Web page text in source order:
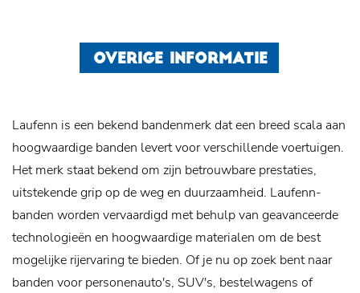
OVERIGE INFORMATIE
Laufenn is een bekend bandenmerk dat een breed scala aan
hoogwaardige banden levert voor verschillende voertuigen.
Het merk staat bekend om zijn betrouwbare prestaties,
uitstekende grip op de weg en duurzaamheid. Laufenn-
banden worden vervaardigd met behulp van geavanceerde
technologieën en hoogwaardige materialen om de best
mogelijke rijervaring te bieden. Of je nu op zoek bent naar
banden voor personenauto's, SUV's, bestelwagens of